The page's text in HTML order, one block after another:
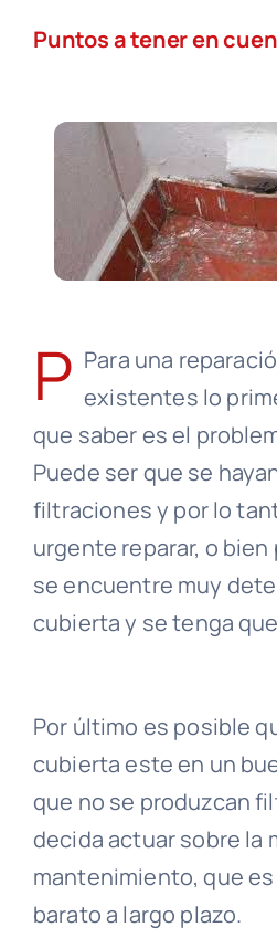
Puntos a tener en
P Para una
existentes lo
que saber es el
Puede ser que se
filtraciones y por lo
urgente reparar, o
se encuentre muy
cubierta y se tenga
Por último es posible
cubierta este en un
que no se produzcan
decida actuar sobre la
mantenimiento, que
barato a largo plazo.